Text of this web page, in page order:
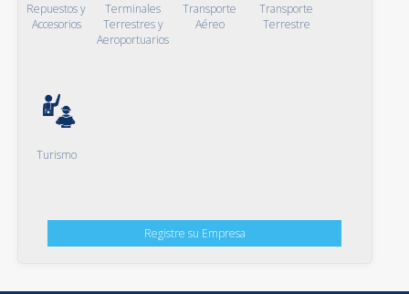
Repuestos y
Accesorios
Terminales
Terrestres y
Aeroportuarios
Transporte
Aéreo
Transporte
Terrestre
Turismo
Registre su Empresa